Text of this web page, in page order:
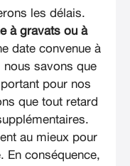
les délais.
à gravats ou à
date convenue à
nous savons que
pour nos
que tout retard
au mieux pour
En conséquence,